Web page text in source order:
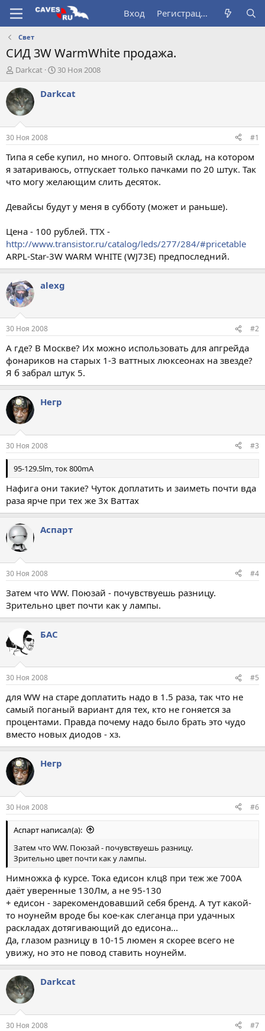
Вход Регистрация
Свет
СИД 3W WarmWhite продажа.
А
т
о
р
т
е
м
ы
Darkcat
Д
т
а
л
30 Ноя 2008
Darkcat
30 Ноя 2008 #1
Типа я себе купил, но много. Оптовый склад, на котором
я затариваюсь, отпускает только пачками по 20 штук. Так
что могу желающим слить десяток.
Девайсы будут у меня в субботу (может и раньше).
Цена - 100 рублей. ТТХ -
http://www.transistor.ru/catalog/leds/277/284/#pricetable
ARPL-Star-3W WARM WHITE (WJ73E) предпоследний.
alexg
30 Ноя 2008 #2
А где? В Москве? Их можно использовать для апгрейда
фонариков на старых 1-3 ваттных люксеонах на звезде?
Я б забрал штук 5.
Негр
30 Ноя 2008 #3
95-129.5lm, ток 800mA
Нафига они такие? Чуток доплатить и заиметь почти вда
раза ярче при тех же 3х Ваттах
Аспарт
30 Ноя 2008 #4
Затем что WW. Поюзай - почувствуешь разницу.
Зрительно цвет почти как у лампы.
БАС
30 Ноя 2008 #5
для WW на старе доплатить надо в 1.5 раза, так что не
самый поганый вариант для тех, кто не гоняется за
процентами. Правда почему надо было брать это чудо
вместо новых диодов - хз.
Негр
30 Ноя 2008 #6
Аспарт написал(а):
Затем что WW. Поюзай - почувствуешь разницу.
Зрительно цвет почти как у лампы.
Нимножка ф курсе. Тока едисон клц8 при теж же 700А
даёт уверенные 130Лм, а не 95-130
+ едисон - зарекомендовавший себя бренд. А тут какой-
то ноунейм вроде бы кое-как слеганца при удачных
раскладах дотягивающий до едисона...
Да, глазом разницу в 10-15 люмен я скорее всего не
увижу, но это не повод ставить ноунейм.
Darkcat
30 Ноя 2008 #7